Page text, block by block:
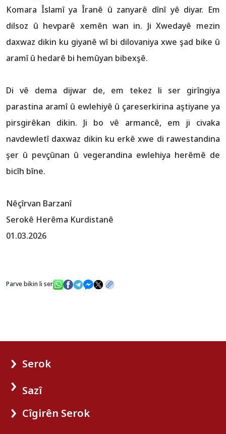
Komara Îslamî ya Îranê û zanyarê dînî yê diyar. Em
dilsoz û hevparê xemên wan in. Ji Xwedayê mezin
daxwaz dikin ku giyanê wî bi dilovaniya xwe şad bike û
aramî û hedarê bi hemûyan bibexşê.
Di vê dema dijwar de, em tekez li ser girîngiya
parastina aramî û ewlehiyê û çareserkirina aştiyane ya
pirsgirêkan dikin. Ji bo vê armancê, em ji civaka
navdewletî daxwaz dikin ku erkê xwe di rawestandina
şer û pevçûnan û vegerandina ewlehiya herêmê de
bicîh bîne.
Nêçîrvan Barzanî
Serokê Herêma Kurdistanê
01.03.2026
Parve bikin li ser
Serok
Sazî
Cîgirên Serok